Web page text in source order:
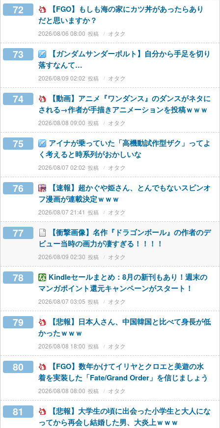
72
【FGO】もしも海の家にカツ丼があったらあり
だと思いますか？
2026/08/06 08:00 オタク
73
【ガンダムサンダーボルト】自分から手足を切り
落すなんて…
2026/08/09 02:02 オタク
74
【動画】アニメ『ワンダンス』のダンスがネタに
される→作者が手描きアニメーションを投稿ｗｗｗ
2026/08/08 09:00 オタク
75
アイナが乗っていた「高機動試作型ザク」ってよ
く考えると時系列がおかしいな
2026/08/07 02:02 オタク
76
【速報】超かぐや姫さん、とんでもないスピンオ
フ漫画が連載決定ｗｗｗ
2026/08/07 21:41 オタク
77
【衝撃画像】名作『ドラゴンボール』の作者のデ
ビュー当時の画力が凄すぎる！！！！
2026/08/09 02:30 オタク
78
Kindleセールまとめ：8月の新刊もあり！週末の
マンガポイント還元キャンペーンがスタート！
2026/08/07 03:05 オタク
79
【悲報】日本人さん、中国韓国と比べて身長が低
かったｗｗｗ
2026/08/08 18:00 オタク
80
【FGO】数年かけてイリヤとクロエと美遊の水
着を実装した「Fate/Grand Order」を信じましょう
2026/08/08 08:00 オタク
81
【悲報】大学生の頃に出会った小学生と大人にな
ってから再会し結婚した男、大炎上ｗｗｗ